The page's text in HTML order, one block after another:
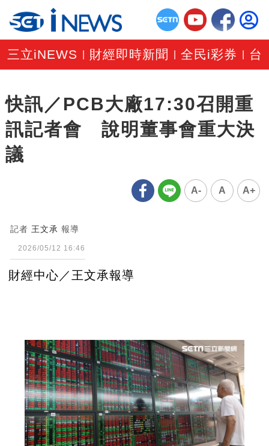
三立iNEWS 財經即時新聞 |全民i彩券 台
快訊／PCB大廠17:30召開重
訊記者會 說明董事會重大決
議
A- A A+
記者 王文承 報導
2026/05/12 16:46
財經中心／王文承報導